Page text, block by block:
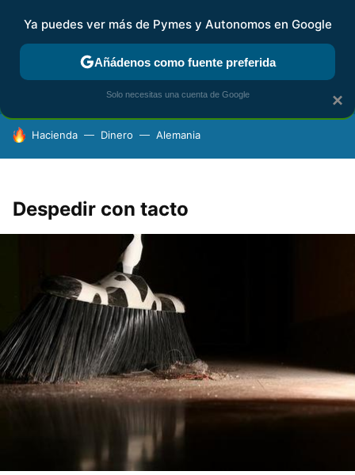
FISCALIDAD Y CONTABILIDAD KIT DIGITAL RENTA
HOY SE HABLA DE
Hacienda Dinero Alemania
Despedir con tacto
×
Ya puedes ver más de Pymes y Autonomos en Google
Añádenos como fuente preferida
Solo necesitas una cuenta de Google